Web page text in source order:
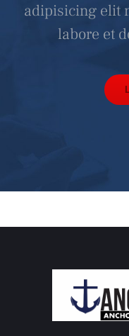
adipisicing elit
labore et